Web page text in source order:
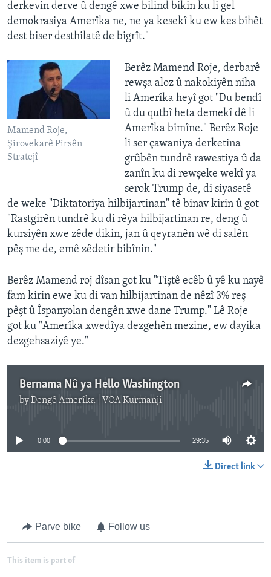
derkevin derve û dengê xwe bilind bikin ku li gel
demokrasiya Amerîka ne, ne ya kesekî ku ew kes bihêt
dest biser desthilatê de bigrît."
Mamend Roje,
Şirovekarê Pirsên
Stratejî
Berêz Mamend Roje, derbarê
rewşa aloz û nakokiyên niha
li Amerîka heyî got "Du bendî
û du qutbî heta demekî dê li
Amerîka bimîne." Berêz Roje
li ser çawaniya derketina
grûbên tundrê rawestiya û da
zanîn ku di rewşeke wekî ya
serok Trump de, di siyasetê
de weke "Diktatoriya hilbijartinan" tê binav kirin û got
"Rastgirên tundrê ku di rêya hilbijartinan re, deng û
kursiyên xwe zêde dikin, jan û qeyranên wê di salên
pêş me de, emê zêdetir bibînin."
Berêz Mamend roj dîsan got ku "Tiştê ecêb û yê ku nayê
fam kirin ewe ku di van hilbijartinan de nêzî 3% reş
pêşt û Îspanyolan dengên xwe dane Trump." Lê Roje
got ku "Amerîka xwedîya dezgehên mezine, ew dayika
dezgehsaziyê ye."
Bernama Nû ya Hello Washington
byDengê Amerîka | VOA Kurmanji
No media source currently available
0:00 29:35
Direct link
Parve bike Follow us
This item is part of